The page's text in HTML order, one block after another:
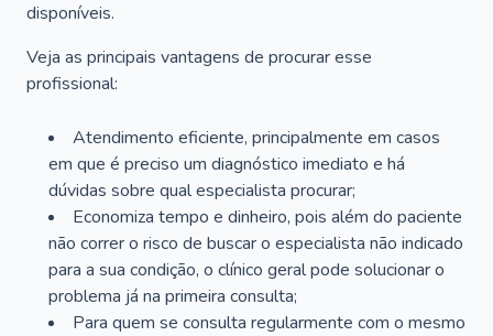
disponíveis.
Veja as principais vantagens de procurar esse
profissional:
Atendimento eficiente, principalmente em casos
em que é preciso um diagnóstico imediato e há
dúvidas sobre qual especialista procurar;
Economiza tempo e dinheiro, pois além do paciente
não correr o risco de buscar o especialista não indicado
para a sua condição, o clínico geral pode solucionar o
problema já na primeira consulta;
Para quem se consulta regularmente com o mesmo